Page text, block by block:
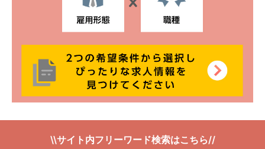
\\サイト内フリーワード検索はこちら//